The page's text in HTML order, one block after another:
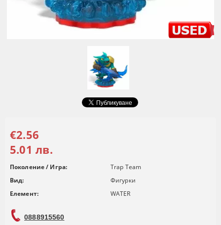
€2.56
5.01 лв.
Поколение / Игра:
Trap Team
Вид:
Фигурки
Елемент:
WATER
0888915560